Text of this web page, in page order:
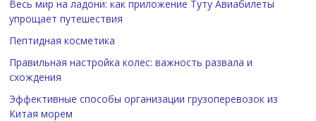
Весь мир на ладони: как приложение Туту Авиабилеты
упрощает путешествия
Пептидная косметика
Правильная настройка колес: важность развала и
схождения
Эффективные способы организации грузоперевозок из
Китая морем